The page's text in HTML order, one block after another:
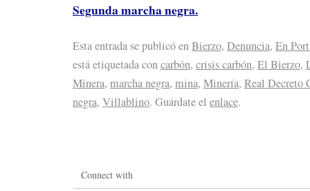
Segunda marcha negra.
Esta entrada se publicó enBierzo, Denuncia, En
está etiquetada concarbón, crisis carbón, El Bierzo,
Minera, marcha negra, mina, Minería, Real Decreto
negra, Villablino. Guárdate el enlace.
Connect with